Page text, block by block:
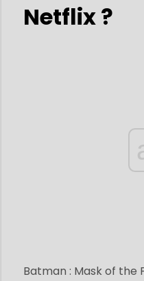
Netflix ?
Batman : Mask of the